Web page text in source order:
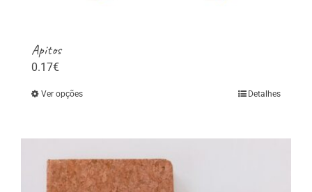
Apitos
0.17€
Ver opçõesThis
has
multiple
variants.
Detalhes